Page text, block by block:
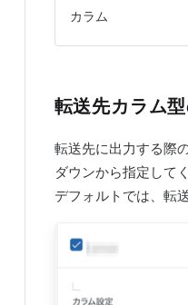
カラム
転送先カラム
転送先に出力する際
ダウンから指定して
デフォルトでは、転